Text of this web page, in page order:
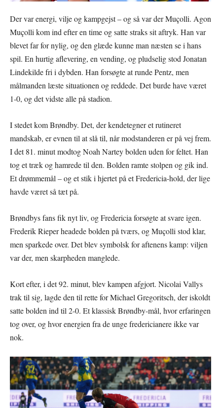
Der var energi, vilje og kampgejst – og så var der Muçolli. Agon
Muçolli kom ind efter en time og satte straks sit aftryk. Han var
blevet far for nylig, og den glæde kunne man næsten se i hans
spil. En hurtig aflevering, en vending, og pludselig stod Jonatan
Lindekilde fri i dybden. Han forsøgte at runde Pentz, men
målmanden læste situationen og reddede. Det burde have været
1-0, og det vidste alle på stadion.
I stedet kom Brøndby. Det, der kendetegner et rutineret
mandskab, er evnen til at slå til, når modstanderen er på vej frem.
I det 81. minut modtog Noah Nartey bolden uden for feltet. Han
tog et træk og hamrede til den. Bolden ramte stolpen og gik ind.
Et drømmemål – og et stik i hjertet på et Fredericia-hold, der lige
havde været så tæt på.
Brøndbys fans fik nyt liv, og Fredericia forsøgte at svare igen.
Frederik Rieper headede bolden på tværs, og Muçolli stod klar,
men sparkede over. Det blev symbolsk for aftenens kamp: viljen
var der, men skarpheden manglede.
Kort efter, i det 92. minut, blev kampen afgjort. Nicolai Vallys
trak til sig, lagde den til rette for Michael Gregoritsch, der iskoldt
satte bolden ind til 2-0. Et klassisk Brøndby-mål, hvor erfaringen
tog over, og hvor energien fra de unge fredericianere ikke var
nok.